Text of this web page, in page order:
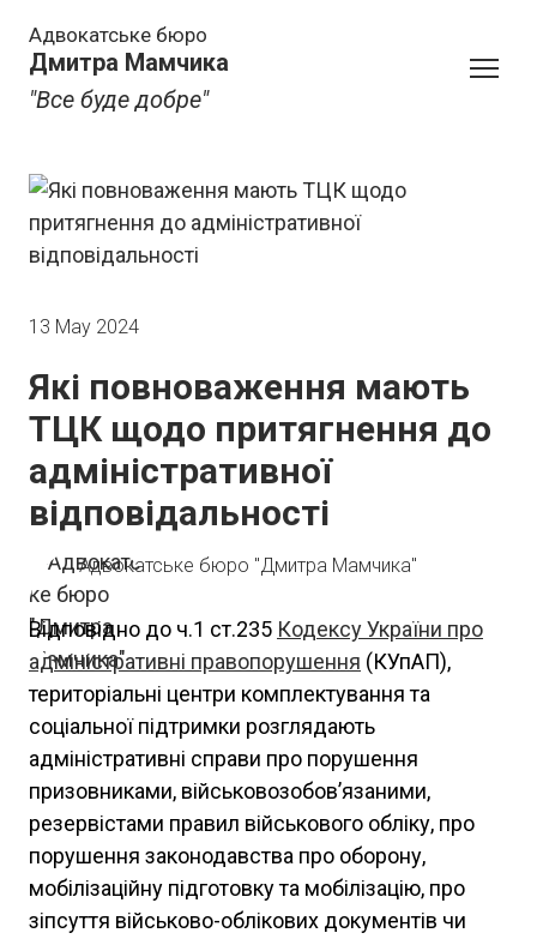
Адвокатське бюро
Дмитра Мамчика
"Все буде добре"
13 May 2024
Які повноваження мають
ТЦК щодо притягнення до
адміністративної
відповідальності
Адвокатське бюро "Дмитра Мамчика"
Відповідно до ч.1 ст.235 Кодексу України про
адміністративні правопорушення (КУпАП),
територіальні центри комплектування та
соціальної підтримки розглядають
адміністративні справи про порушення
призовниками, військовозобов’язаними,
резервістами правил військового обліку, про
порушення законодавства про оборону,
мобілізаційну підготовку та мобілізацію, про
зіпсуття військово-облікових документів чи